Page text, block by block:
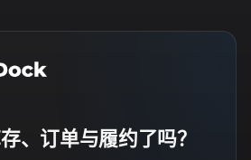
、订单与履约了吗？